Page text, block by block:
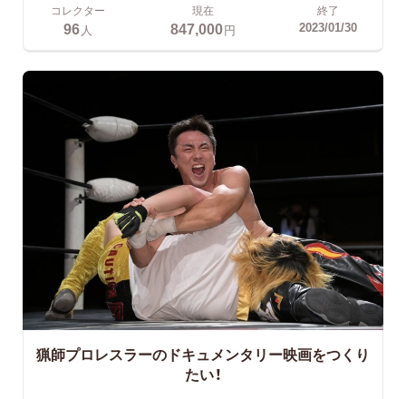
コレクター
96 人
現在
847,000円
終了
2023/01/30
猟師プロレスラーのドキュメンタリー映画をつくり
たい！